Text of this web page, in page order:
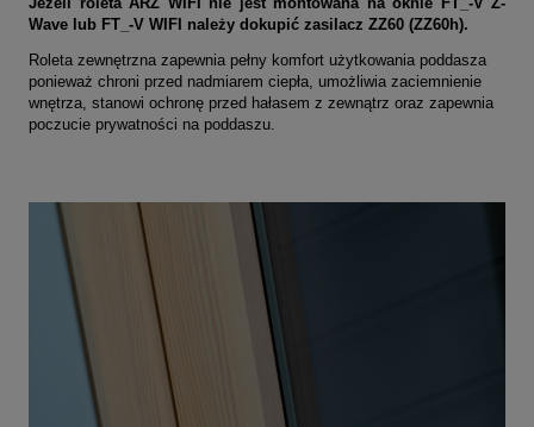
Wave lub FT_-V WIFI należy dokupić zasilacz ZZ60 (ZZ60h).
Roleta zewnętrzna zapewnia pełny komfort użytkowania poddasza
ponieważ chroni przed nadmiarem ciepła, umożliwia zaciemnienie
wnętrza, stanowi ochronę przed hałasem z zewnątrz oraz zapewnia
poczucie prywatności na poddaszu.